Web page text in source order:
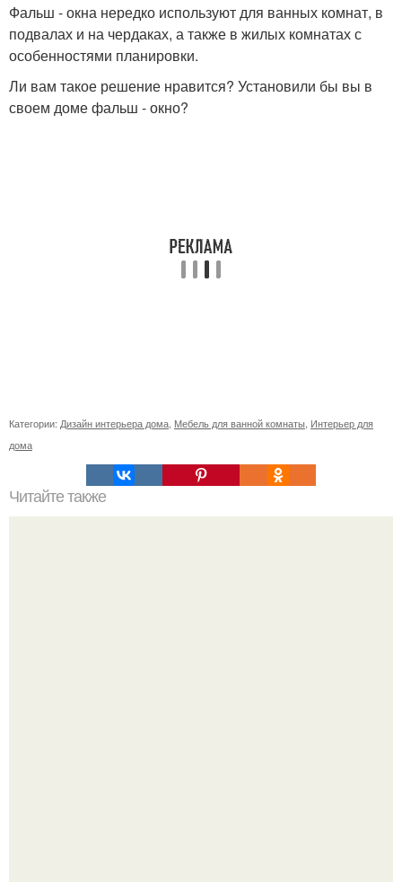
Фальш - окна нередко используют для ванных комнат, в
подвалах и на чердаках, а также в жилых комнатах с
особенностями планировки.
Ли вам такое решение нравится? Установили бы вы в
своем доме фальш - окно?
Категории: Дизайн интерьера дома Мебель для ванной комнаты Интерьер для
дома
Читайте также